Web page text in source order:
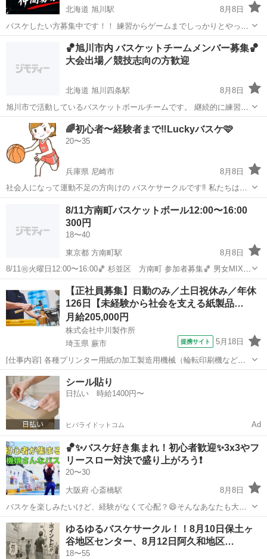
北海道 旭川駅
8月8日
バスケしたい方募集中です！！ 練習からゲームまでしっかりとやって
おり、大会も出場してます！ 試合に負けたくないので、コンスタント
に練習参加できる方のみお待ちしてます！ 男女ミックスのチームです
ので、男性、女性どちらも大歓迎で...
旭川駅 バスケットボール
🏀旭川市内 バスケットチームメンバー募集🏀
大会出場／競技志向の方歓迎
北海道 旭川四条駅
8月8日
旭川市で活動しているバスケットボールチームです。 継続的に練習へ
参加できる方を募集しています。 一時的な参加や単発での参加はご遠
慮ください。 各大会を目標に、真剣に取り組める方を歓迎します。
⸻ 【募集条件】 ・継続...
北海道 旭川市 旭川四条駅 バスケットボール
🌈初心者〜経験者まで‼️Luckyバスケ🩷
20〜35
兵庫県 尼崎市
8月8日
社会人になって運動不足の方向けの バスケサークルです‼️ 私たちは尼
崎・西宮・神戸で バスケを楽しんでいます🏀 勝ち負けよりも、 みん
なで楽しむことや仲間とのつながりを 大切にしています✨ ✔️スポーツ
バスケットボール
8/11方南町バスケットボール12:00〜16:00
300円
18〜40
東京都 方南町駅
8月8日
8/11㊗️火曜日12:00〜16:00🏀 杉並区 方南町 参加者募集🏀 男女MIXで
バスケやります！ ※初心者、未経験者の方にはご遠慮頂いております
のでご了承ください。 ✅ エンジョイレベル ✅ ブ...
方南町駅 バスケットボール
【正社員募集】日勤のみ／土日祝休み／年休
126日【未経験から社会を支える紙製品…
月給205,000円
株式会社中川製作所
埼玉県 蕨市
提携サイト 5月18日
[仕事内容] 各種プリンター用紙の加工製造用機械（輪転印刷機など）
の 操作をお任せします。 ＜具体的には…＞ ・印刷機械やスリッター
機の操作、製品の製造 ・製品に応じた機械の設定・調整 （裁断・型
抜き・ミシン目・穴開け加...
埼玉 蕨市 工場
シール貼り
日払い 時給1400円〜
ヒバライドットコム Ad
🏀✨バスケ好き集まれ！初心者歓迎✨3x3やフ
リースロー対決で盛り上がろう❗️
20〜30
大阪府 心斎橋駅
8月8日
バスケを楽しみたいけど、経験がなくて心配？😄そんなあなたも大歓
迎👍✨ わたしたちのコミュニティは、初心者から経験者まで、みんな
で楽しめるバスケイベントを開催しています❗️ 3x3やフリースロー対決
など、明るく楽しい...
大阪 大阪市 バスケットボール
ゆるゆるバスケサークル！！8月10日保土ヶ
谷地区センター、8月12日阿久和地区…
18〜55